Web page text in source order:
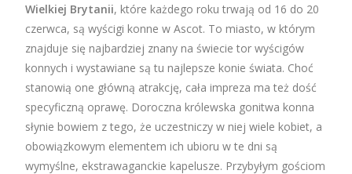
Wielkiej Brytanii, które każdego roku trwają od 16 do 20
czerwca, są wyścigi konne w Ascot. To miasto, w którym
znajduje się najbardziej znany na świecie tor wyścigów
konnych i wystawiane są tu najlepsze konie świata. Choć
stanowią one główną atrakcję, cała impreza ma też dość
specyficzną oprawę. Doroczna królewska gonitwa konna
słynie bowiem z tego, że uczestniczy w niej wiele kobiet, a
obowiązkowym elementem ich ubioru w te dni są
wymyślne, ekstrawaganckie kapelusze. Przybyłym gościom